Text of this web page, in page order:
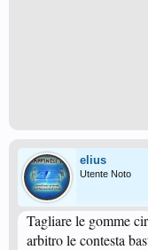
elius
Utente Noto
Tagliare le gomme
arbitro le contesta